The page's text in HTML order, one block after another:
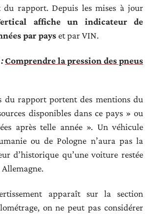
du rapport. Depuis les mises à jour
affiche un indicateur de
par payset par VIN.
Comprendre la pression des pneus
du rapport portent des mentions du
disponibles dans ce pays » ou
après telle année ». Un véhicule
ou de Pologne n’aura pas la
d’historique qu’une voiture restée
Allemagne.
apparaît sur la section
on ne peut pas considérer